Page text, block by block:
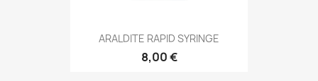
ARALDITE RAPID SYRINGE
8,00 €